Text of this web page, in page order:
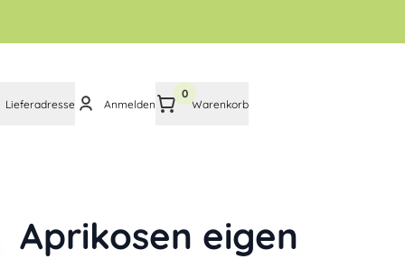
Lieferadresse Anmelden
0
Warenkorb
Aprikosen eigen